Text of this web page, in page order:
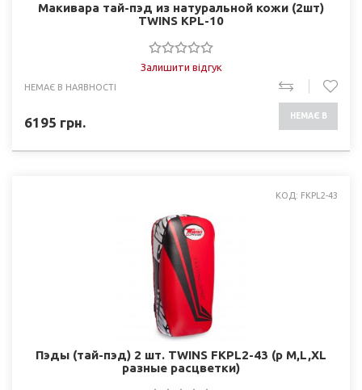
Макивара тай-пэд из натуральной кожи (2шт)
TWINS KPL-10
Залишити відгук
НЕМАЄ В НАЯВНОСТІ
6195 грн. НЕМАЄ В
КОД: FKPL2-43
Пэды (тай-пэд) 2 шт. TWINS FKPL2-43 (р M,L,XL
разные раcцветки)